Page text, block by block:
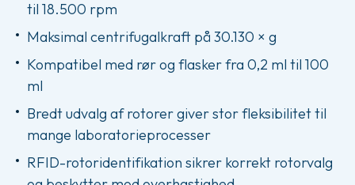
til 18.500 rpm
Maksimal centrifugalkraft på 30.130 × g
Kompatibel med rør og flasker fra 0,2 ml til 100
ml
Bredt udvalg af rotorer giver stor fleksibilitet til
mange laboratorieprocesser
RFID-rotoridentifikation sikrer korrekt rotorvalg